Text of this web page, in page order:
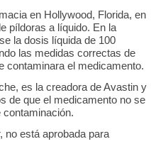
en Hollywood, Florida, en
píldoras a líquido. En la
la dosis líquida de 100
las medidas correctas de
contaminara el medicamento.
es la creadora de Avastin y
de que el medicamento no se
no está aprobada para